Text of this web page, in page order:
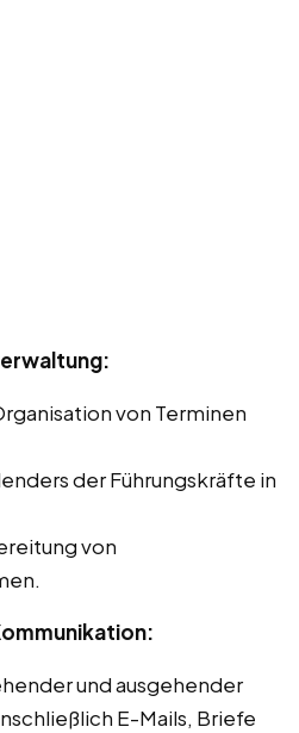
von Terminen
der Führungskräfte in
von
und ausgehender
E-Mails, Briefe